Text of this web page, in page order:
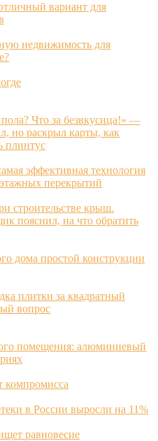
вариант для
недвижимость для
Что за безвкусица!» —
но раскрыл карты, как
плинтус
эффективная технология
перекрытий
строительстве крыш.
пояснил, на что обратить
дома простой конструкции
плитки за квадратный
вопрос
помещения: алюминиевый
компромисса
в России выросли на 11%
равновесие